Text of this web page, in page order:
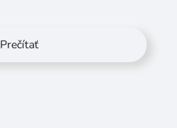
Prečítať